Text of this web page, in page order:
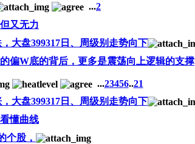
...2
又无力
大盘399317日、周级别走势向下
偏W底的背后，更多是震荡向上逻辑的支撑
...23456..21
大盘399317日、周级别走势向下
懂曲线
个股，